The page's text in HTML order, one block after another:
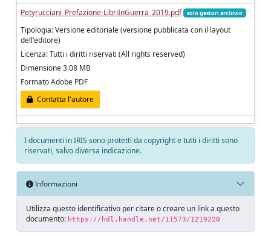
Petyrucciani_Prefazione-LibriInGuerra_2019.pdf
solo gestori archivio
Tipologia: Versione editoriale (versione pubblicata con il layout
dell'editore)
Licenza: Tutti i diritti riservati (All rights reserved)
Dimensione 3.08 MB
Formato Adobe PDF
Contatta l'autore
I documenti in IRIS sono protetti da copyright e tutti i diritti sono
riservati, salvo diversa indicazione.
Informazioni
Utilizza questo identificativo per citare o creare un link a questo
documento: https://hdl.handle.net/11573/1219220